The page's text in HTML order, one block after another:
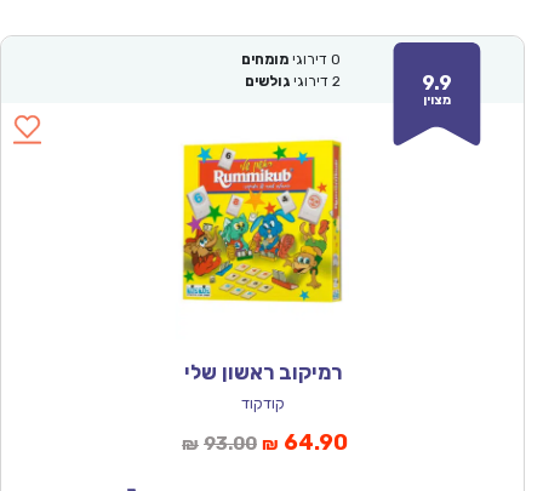
9.9
מצוין
0 דירוגי מומחים
2 דירוגי גולשים
רמיקוב ראשון שלי
קודקוד
₪ 93.00המחיר
₪ 64.90המחיר